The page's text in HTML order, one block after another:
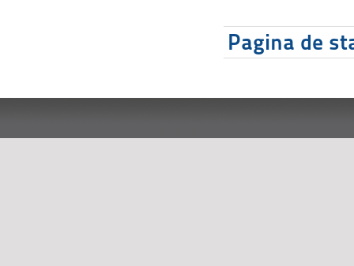
Pagina de